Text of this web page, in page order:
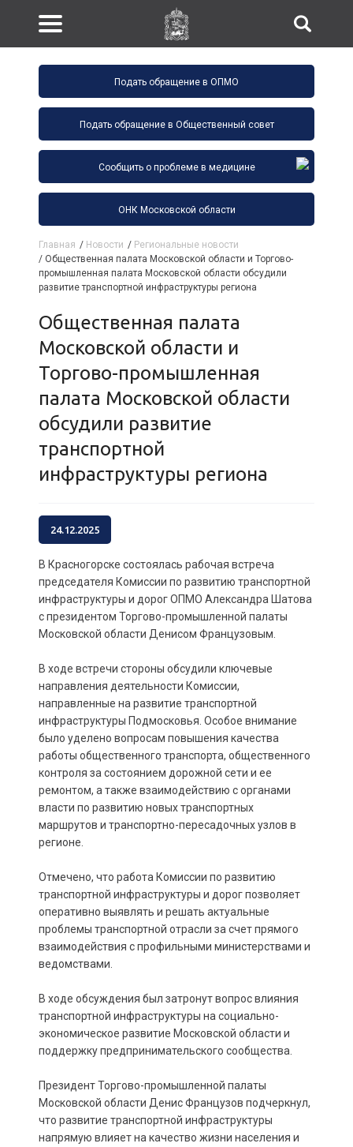
Подать обращение в ОПМО
Подать обращение в Общественный совет
Сообщить о проблеме в медицине
ОНК Московской области
Главная / Новости / Региональные новости
/ Общественная палата Московской области и Торгово-
промышленная палата Московской области обсудили
развитие транспортной инфраструктуры региона
Общественная палата
Московской области и
Торгово-промышленная
палата Московской области
обсудили развитие
транспортной
инфраструктуры региона
24.12.2025
В Красногорске состоялась рабочая встреча
председателя Комиссии по развитию транспортной
инфраструктуры и дорог ОПМО Александра Шатова
с президентом Торгово-промышленной палаты
Московской области Денисом Французовым.
В ходе встречи стороны обсудили ключевые
направления деятельности Комиссии,
направленные на развитие транспортной
инфраструктуры Подмосковья. Особое внимание
было уделено вопросам повышения качества
работы общественного транспорта, общественного
контроля за состоянием дорожной сети и ее
ремонтом, а также взаимодействию с органами
власти по развитию новых транспортных
маршрутов и транспортно-пересадочных узлов в
регионе.
Отмечено, что работа Комиссии по развитию
транспортной инфраструктуры и дорог позволяет
оперативно выявлять и решать актуальные
проблемы транспортной отрасли за счет прямого
взаимодействия с профильными министерствами и
ведомствами.
В ходе обсуждения был затронут вопрос влияния
транспортной инфраструктуры на социально-
экономическое развитие Московской области и
поддержку предпринимательского сообщества.
Президент Торгово-промышленной палаты
Московской области Денис Французов подчеркнул,
что развитие транспортной инфраструктуры
напрямую влияет на качество жизни населения и